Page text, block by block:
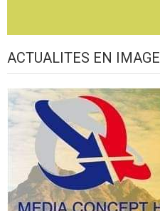
ACTUALITES EN IMAGE